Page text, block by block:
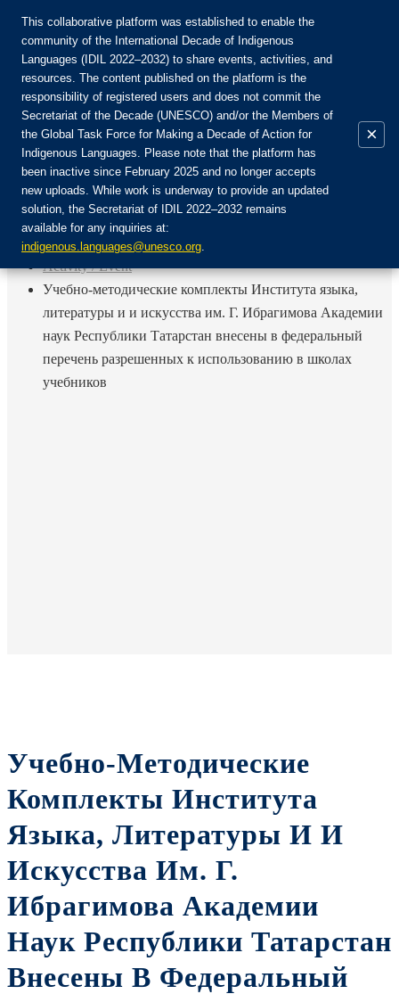
Join the Community:
Login
EN
FR
ES
RU
Home
Activity / Event
Учебно-методические комплекты Института языка,
литературы и и искусства им. Г. Ибрагимова Академии
наук Республики Татарстан внесены в федеральный
перечень разрешенных к использованию в школах
учебников
Учебно-Методические
Комплекты Института
Языка, Литературы И И
Искусства Им. Г.
Ибрагимова Академии
Наук Республики Татарстан
Внесены В Федеральный
This collaborative platform was established to enable the
community of the International Decade of Indigenous
Languages (IDIL 2022–2032) to share events, activities, and
resources. The content published on the platform is the
responsibility of registered users and does not commit the
Secretariat of the Decade (UNESCO) and/or the Members of
the Global Task Force for Making a Decade of Action for
Indigenous Languages. Please note that the platform has
been inactive since February 2025 and no longer accepts
new uploads. While work is underway to provide an updated
solution, the Secretariat of IDIL 2022–2032 remains
available for any inquiries at:
indigenous.languages@unesco.org.
×